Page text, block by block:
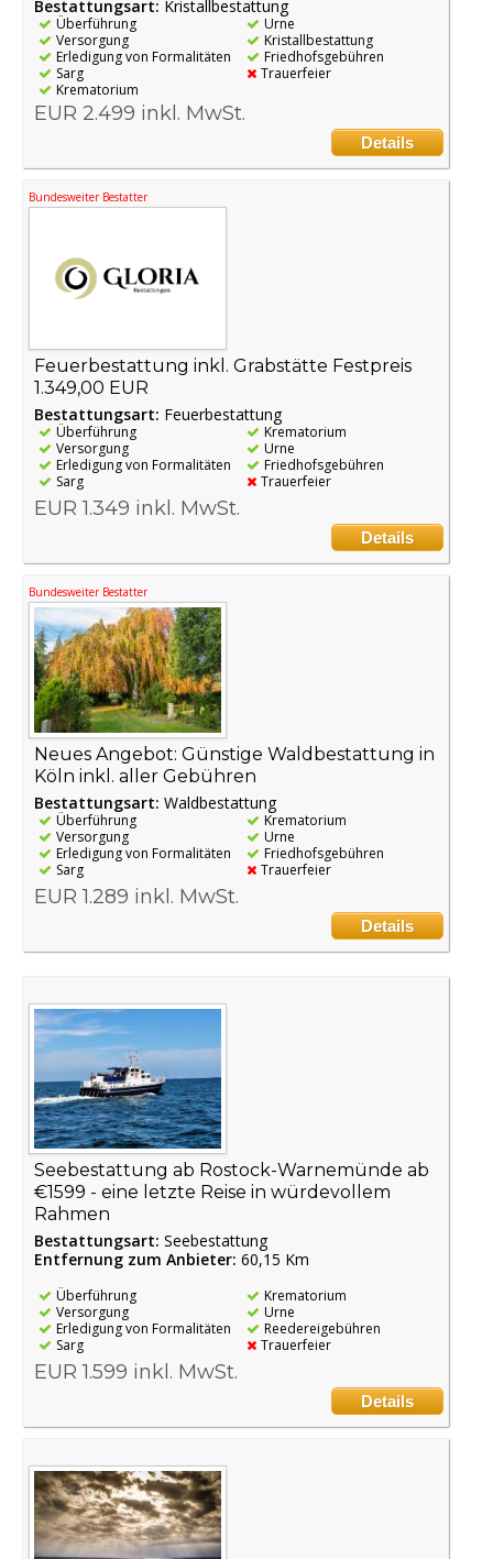
Bestattungsart: Kristallbestattung
Überführung
Versorgung
Erledigung von Formalitäten
Sarg
Krematorium
Urne
Kristallbestattung
Friedhofsgebühren
Trauerfeier
EUR 2.499 inkl. MwSt.
Details
Bundesweiter Bestatter
Feuerbestattung inkl. Grabstätte Festpreis
1.349,00 EUR
Bestattungsart: Feuerbestattung
Überführung
Versorgung
Erledigung von Formalitäten
Sarg
Krematorium
Urne
Friedhofsgebühren
Trauerfeier
EUR 1.349 inkl. MwSt.
Details
Bundesweiter Bestatter
Neues Angebot: Günstige Waldbestattung in
Köln inkl. aller Gebühren
Bestattungsart: Waldbestattung
Überführung
Versorgung
Erledigung von Formalitäten
Sarg
Krematorium
Urne
Friedhofsgebühren
Trauerfeier
EUR 1.289 inkl. MwSt.
Details
Seebestattung ab Rostock-Warnemünde ab
€1599 - eine letzte Reise in würdevollem
Rahmen
Bestattungsart: Seebestattung
Entfernung zum Anbieter: 60,15 Km
Überführung
Versorgung
Erledigung von Formalitäten
Sarg
Krematorium
Urne
Reedereigebühren
Trauerfeier
EUR 1.599 inkl. MwSt.
Details